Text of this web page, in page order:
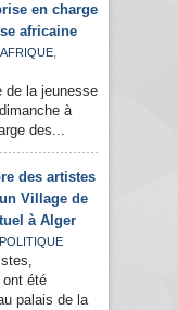
en charge
africaine
AFRIQUE,
de la jeunesse
à
des...
des artistes
Village de
à Alger
POLITIQUE
été
palais de la